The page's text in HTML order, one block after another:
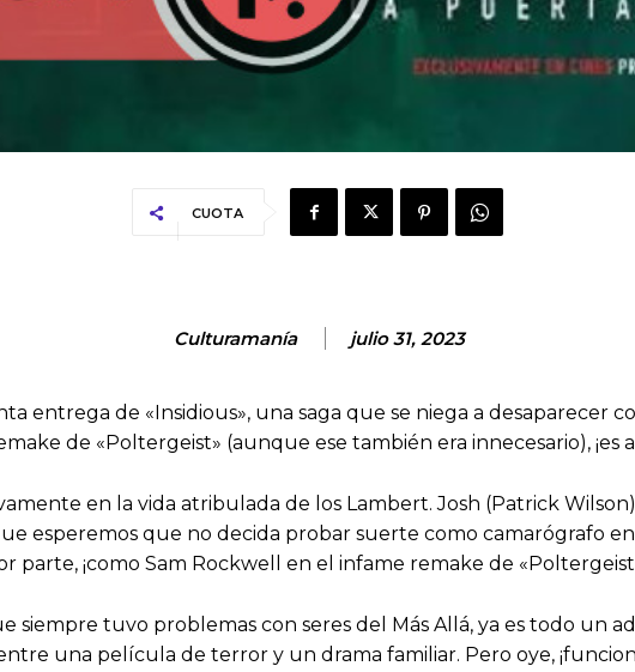
CUOTA
Culturamanía julio 31, 2023
entrega de «Insidious», una saga que se niega a desaparecer
de «Poltergeist» (aunque ese también era innecesario),
en la vida atribulada de los Lambert. Josh (Patrick
esperemos que no decida probar suerte como camarógrafo
parte, ¡como Sam Rockwell en el infame remake de
siempre tuvo problemas con seres del Más Allá, ya es todo un
una película de terror y un drama familiar. Pero oye,